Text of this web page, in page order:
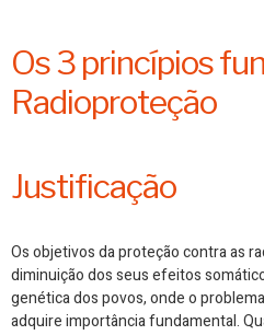
Os 3 princípios
Radioproteção
Justificação
Os objetivos da proteção contra as
diminuição dos seus efeitos
genética dos povos, onde o
adquire importância fundamental.